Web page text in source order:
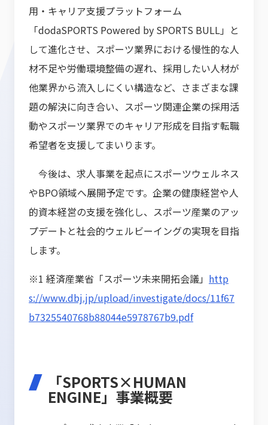
用・キャリア支援プラットフォーム
「dodaSPORTS Powered by SPORTS BULL」と
して進化させ、スポーツ業界における慢性的な人
材不足や労働環境整備の遅れ、採用したい人材が
他業界から流入しにくい構造など、さまざまな課
題の解決に向き合い、スポーツ関連企業の採用活
動やスポーツ業界でのキャリア形成を目指す転職
希望者を支援してまいります。
今後は、求人事業を起点にスポーツウェルネス
やBPO領域へ展開予定です。企業の健康経営や人
的資本経営の支援を強化し、スポーツ産業のアッ
プデートと社会的ウェルビーイングの実現を目指
します。
※1 経済産業省「スポーツ未来開拓会議」 http
s://www.dbj.jp/upload/investigate/docs/11f67
b7325540768b88044e5978767b9.pdf
「SPORTS×HUMAN
ENGINE」事業概要